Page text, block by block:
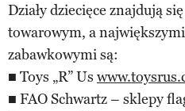
Działy dziecięce znajdują
towarowym, a
zabawkowymi są:
■ Toys „R” Us
■ FAO Schwartz – sklepy